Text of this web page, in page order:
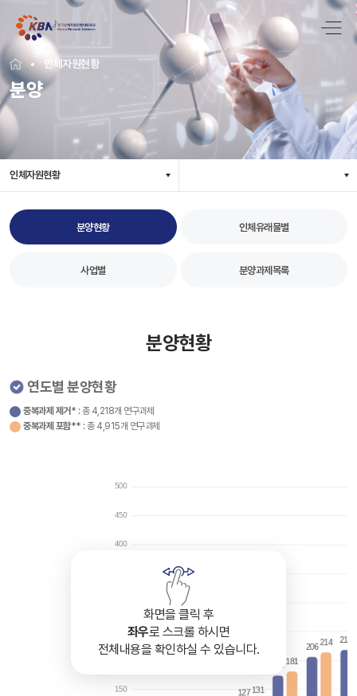
인체자원현황
분양
인체자원현황
분양현황 인체유래물별
사업별 분양과제목록
분양현황
연도별 분양현황
중복과제 제거* : 총 4,218개 연구과제
중복과제 포함** : 총 4,915개 연구과제
화면을 클릭 후
좌우로 스크롤 하시면
전체내용을 확인하실 수 있습니다.